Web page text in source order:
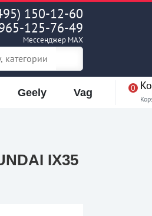
150-12-60
125-76-49
Мессенджер MAX
Geely Vag 0
IX35